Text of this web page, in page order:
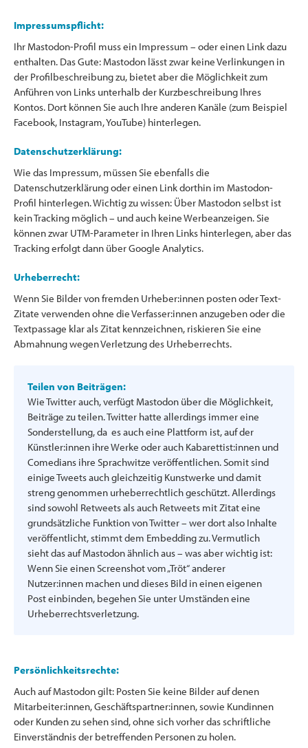
Impressumspflicht:
Ihr Mastodon-Profil muss ein Impressum – oder einen Link dazu
enthalten. Das Gute: Mastodon lässt zwar keine Verlinkungen in
der Profilbeschreibung zu, bietet aber die Möglichkeit zum
Anführen von Links unterhalb der Kurzbeschreibung Ihres
Kontos. Dort können Sie auch Ihre anderen Kanäle (zum Beispiel
Facebook, Instagram, YouTube) hinterlegen.
Datenschutzerklärung:
Wie das Impressum, müssen Sie ebenfalls die
Datenschutzerklärung oder einen Link dorthin im Mastodon-
Profil hinterlegen. Wichtig zu wissen: Über Mastodon selbst ist
kein Tracking möglich – und auch keine Werbeanzeigen. Sie
können zwar UTM-Parameter in Ihren Links hinterlegen, aber das
Tracking erfolgt dann über Google Analytics.
Urheberrecht:
Wenn Sie Bilder von fremden Urheber:innen posten oder Text-
Zitate verwenden ohne die Verfasser:innen anzugeben oder die
Textpassage klar als Zitat kennzeichnen, riskieren Sie eine
Abmahnung wegen Verletzung des Urheberrechts.
Teilen von Beiträgen:
Wie Twitter auch, verfügt Mastodon über die Möglichkeit,
Beiträge zu teilen. Twitter hatte allerdings immer eine
Sonderstellung, da es auch eine Plattform ist, auf der
Künstler:innen ihre Werke oder auch Kabarettist:innen und
Comedians ihre Sprachwitze veröffentlichen. Somit sind
einige Tweets auch gleichzeitig Kunstwerke und damit
streng genommen urheberrechtlich geschützt. Allerdings
sind sowohl Retweets als auch Retweets mit Zitat eine
grundsätzliche Funktion von Twitter – wer dort also Inhalte
veröffentlicht, stimmt dem Embedding zu. Vermutlich
sieht das auf Mastodon ähnlich aus – was aber wichtig ist:
Wenn Sie einen Screenshot vom „Tröt“ anderer
Nutzer:innen machen und dieses Bild in einen eigenen
Post einbinden, begehen Sie unter Umständen eine
Urheberrechtsverletzung.
Persönlichkeitsrechte:
Auch auf Mastodon gilt: Posten Sie keine Bilder auf denen
Mitarbeiter:innen, Geschäftspartner:innen, sowie Kundinnen
oder Kunden zu sehen sind, ohne sich vorher das schriftliche
Einverständnis der betreffenden Personen zu holen.